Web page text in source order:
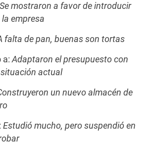
Se mostraron a favor de introducir
empresa
falta de pan, buenas son tortas
a: Adaptaron el presupuesto con
actual
un nuevo almacén de
Estudió mucho, pero suspendió en